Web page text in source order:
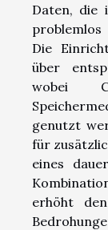
Daten, die
Die
über
wobei
genutzt
für
eines
erhöht